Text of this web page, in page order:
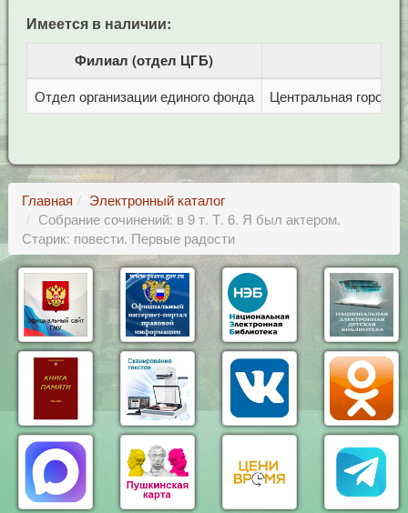
Имеется в наличии:
Филиал (отдел ЦГБ)
Отдел организации единого фонда Центральная
Главная
Электронный каталог
Собрание сочинений: в 9 т. Т. 6. Я был актером.
Старик: повести. Первые радости